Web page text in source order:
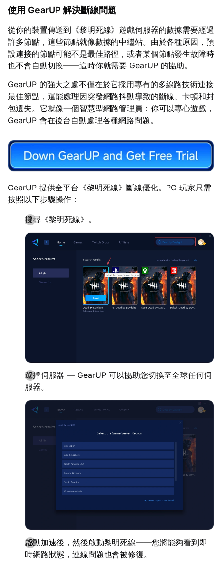
使用 GearUP 解決斷線問題
從你的裝置傳送到《黎明死線》遊戲伺服器的數據需要經過
許多節點，這些節點就像數據的中繼站。由於各種原因，預
設連接的節點可能不是最佳路徑，或者某個節點發生故障時
也不會自動切換——這時你就需要 GearUP 的協助。
GearUP 的強大之處不僅在於它採用專有的多線路技術連接
最佳節點，還能處理因突發網路抖動導致的斷線、卡頓和封
包遺失。它就像一個智慧型網路管理員：你可以專心遊戲，
GearUP 會在後台自動處理各種網路問題。
GearUP 提供全平台《黎明死線》斷線優化。PC 玩家只需
按照以下步驟操作：
搜尋《黎明死線》。
選擇伺服器 — GearUP 可以協助您切換至全球任何伺
服器。
啟動加速後，然後啟動黎明死線——您將能夠看到即
時網路狀態，連線問題也會被修復。